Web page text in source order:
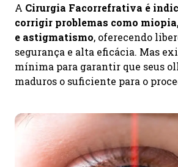
A Cirurgia Facorrefrativa é
corrigir problemas como
e astigmatismo, oferecendo
segurança e alta eficácia. Mas
mínima para garantir que seus
maduros o suficiente para o